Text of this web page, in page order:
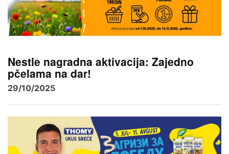
Nestle nagradna aktivacija: Zajedno
pčelama na dar!
29/10/2025